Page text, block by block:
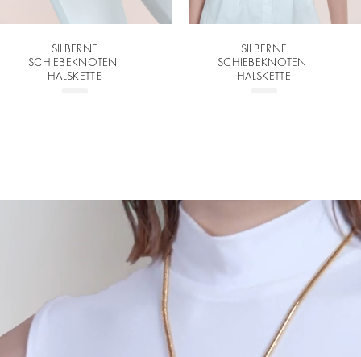
SILBERNE
SCHIEBEKNOTEN-
HALSKETTE
SILBERNE
SCHIEBEKNOTEN-
HALSKETTE